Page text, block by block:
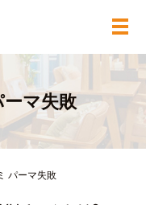
メ
マ失敗
パーマ失敗